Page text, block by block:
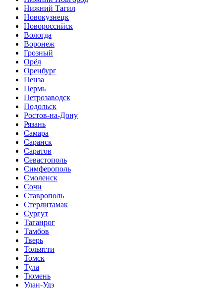
Нижний Тагил
Новокузнецк
Новороссийск
Вологда
Воронеж
Грозный
Орёл
Оренбург
Пенза
Пермь
Петрозаводск
Подольск
Ростов-на-Дону
Рязань
Самара
Саранск
Саратов
Севастополь
Симферополь
Смоленск
Сочи
Ставрополь
Стерлитамак
Сургут
Таганрог
Тамбов
Тверь
Тольятти
Томск
Тула
Тюмень
Улан-Удэ